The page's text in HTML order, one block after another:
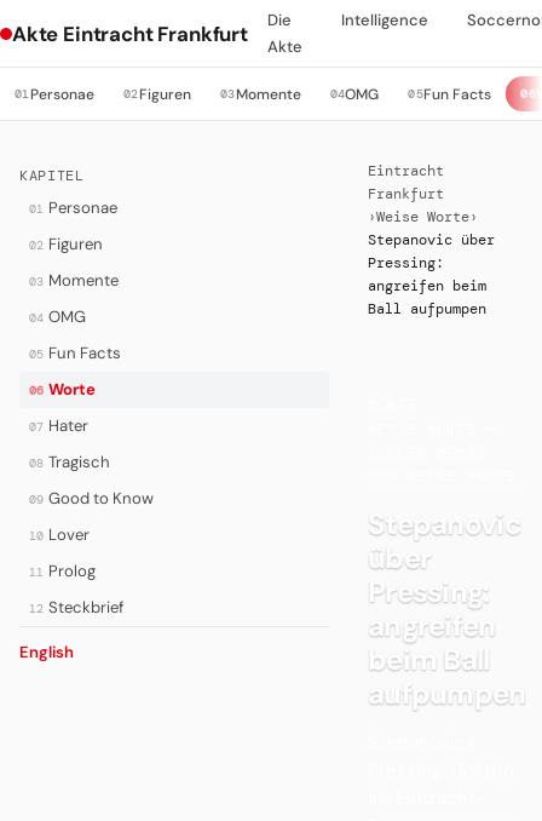
Akte Eintracht Frankfurt
Die
Akte
Intelligence
01Personae 02Figuren 03Momente 04OMG 05Fun Facts 06
KAPITEL
01 Personae
02 Figuren
03 Momente
04 OMG
05 Fun Facts
06 Worte
07 Hater
08 Tragisch
09 Good to Know
10 Lover
11 Prolog
12 Steckbrief
English
Eintracht
Frankfurt
›Weise Worte›
Stepanovic über
Pressing:
angreifen beim
Ball aufpumpen
Stepanovic
über
Pressing:
angreifen
beim Ball
aufpumpen